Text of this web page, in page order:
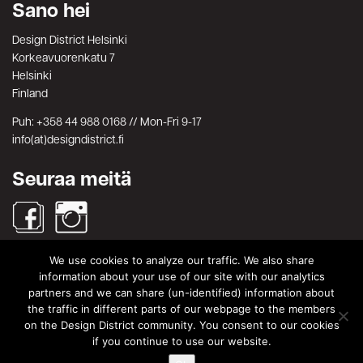
Sano hei
Design District Helsinki
Korkeavuorenkatu 7
Helsinki
Finland
Puh: +358 44 988 0168 // Mon-Fri 9-17
info(at)designdistrict.fi
Seuraa meitä
Haku
Search
for:
Search
© Design District Helsinki 2026. Crafted byPixels
We use cookies to analyze our traffic. We also share
information about your use of our site with our analytics
partners and we can share (un-identified) information about
the traffic in different parts of our webpage to the members
on the Design District community. You consent to our cookies
if you continue to use our website.